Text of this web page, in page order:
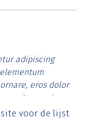
adipiscing
eros dolor
vitae erat.
rutrum lorem
voor de lijst